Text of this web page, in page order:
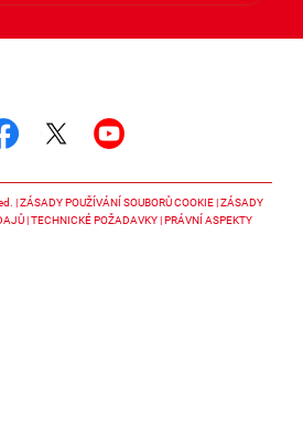
ZÁSADY POUŽÍVÁNÍ SOUBORŮ COOKIE ZÁSADY
TECHNICKÉ POŽADAVKY PRÁVNÍ ASPEKTY